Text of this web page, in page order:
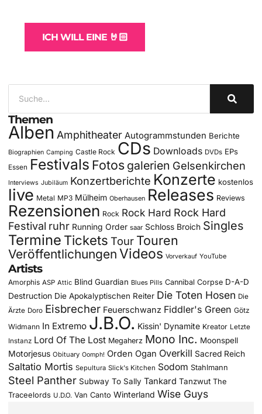
ICH WILL EINE 🤘🏻
Themen
Alben Amphitheater Autogrammstunden Berichte
Biographien Camping Castle Rock CDs Downloads DVDs EPs
Essen Festivals Fotos galerien Gelsenkirchen
Interviews Jubiläum Konzertberichte Konzerte kostenlos
live Metal MP3 Mülheim Oberhausen Releases Reviews
Rezensionen Rock Rock Hard Rock Hard
Festival ruhr Running Order saar Schloss Broich Singles
Termine Tickets Tour Touren
Veröffentlichungen Videos Vorverkauf YouTube
Artists
Amorphis ASP Attic Blind Guardian Blues Pills Cannibal Corpse D-A-D
Destruction Die Apokalyptischen Reiter Die Toten Hosen Die
Ärzte Doro Eisbrecher Feuerschwanz Fiddler's Green Götz
Widmann In Extremo J.B.O. Kissin' Dynamite Kreator Letzte
Instanz Lord Of The Lost Megaherz Mono Inc. Moonspell
Motorjesus Obituary Oomph! Orden Ogan Overkill Sacred Reich
Saltatio Mortis Sepultura Slick's Kitchen Sodom Stahlmann
Steel Panther Subway To Sally Tankard Tanzwut The
Traceelords U.D.O. Van Canto Winterland Wise Guys